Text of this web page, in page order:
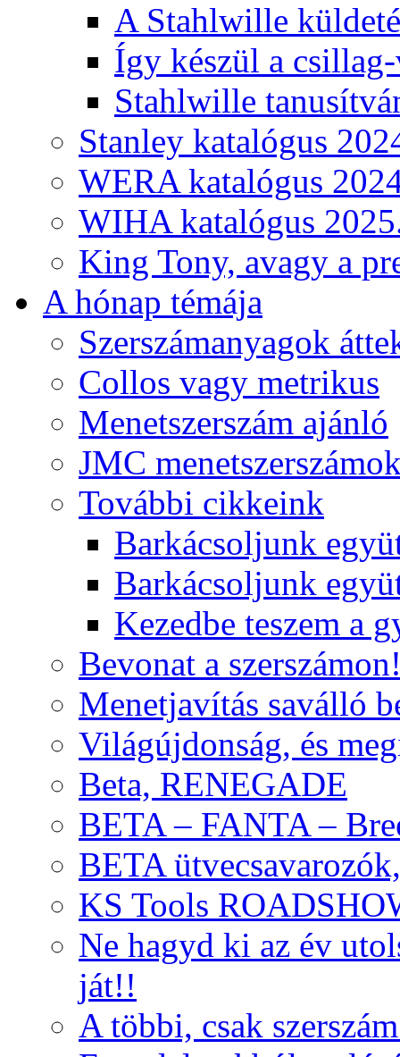
A Stahlwille
Így készül a
Stahlwille
Stanley katalógus
WERA katalógus
WIHA katalógus
King Tony, avagy a
A hónap témája
Szerszámanyagok
Collos vagy metrikus
Menetszerszám ajánló
JMC
További cikkeink
Barkácsoljunk
Barkácsoljunk
Kezedbe teszem a
Bevonat a
Menetjavítás saválló
Világújdonság, és
Beta, RENEGADE
BETA – FANTA –
BETA
KS Tools
Ne hagyd ki az év
ját!!
A többi, csak